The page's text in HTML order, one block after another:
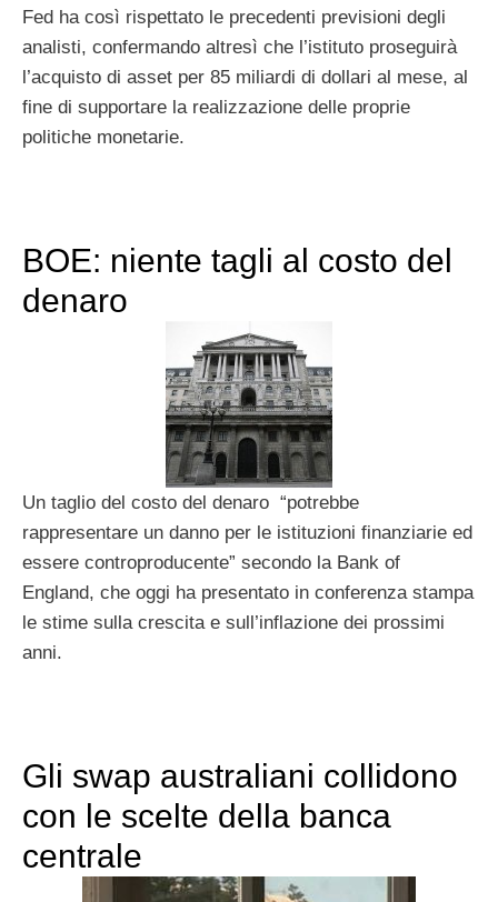
Fed ha così rispettato le precedenti previsioni degli
analisti, confermando altresì che l’istituto proseguirà
l’acquisto di asset per 85 miliardi di dollari al mese, al
fine di supportare la realizzazione delle proprie
politiche monetarie.
BOE: niente tagli al costo del
denaro
Un taglio del costo del denaro “potrebbe
rappresentare un danno per le istituzioni finanziarie ed
essere controproducente” secondo la Bank of
England, che oggi ha presentato in conferenza stampa
le stime sulla crescita e sull’inflazione dei prossimi
anni.
Gli swap australiani collidono
con le scelte della banca
centrale